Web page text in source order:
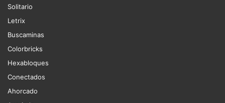
Solitario
Letrix
Buscaminas
Colorbricks
Hexabloques
Conectados
Ahorcado